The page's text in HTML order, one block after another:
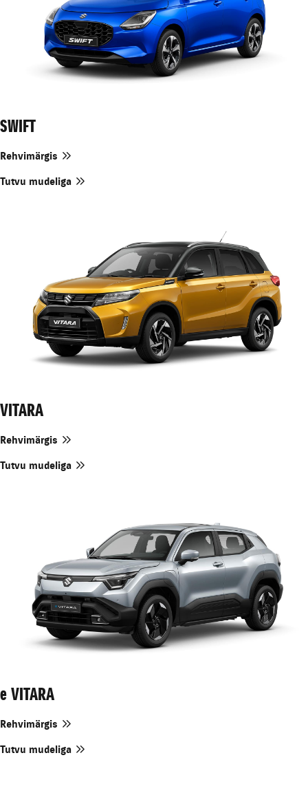
SWIFT
Rehvimärgis
Tutvu mudeliga
VITARA
Rehvimärgis
Tutvu mudeliga
e VITARA
Rehvimärgis
Tutvu mudeliga